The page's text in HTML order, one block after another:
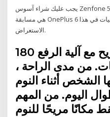
يجب عليك شراء آسوس Zenfone 5Z بالطاقة Snapdragon 845؟ هل
هي مسابقة OnePlus 6 تستحق؟ تحقق من إيجابيات وسلبيات في هذا
الاستعراض.
ما هو سرير مريح مع آلية الرفع 180x200
، إيجابيات وسلبيات. من مدى الراحة
الشخص أثناء النوم
اليوم. من المهم
مكانًا مريحًا للنوم